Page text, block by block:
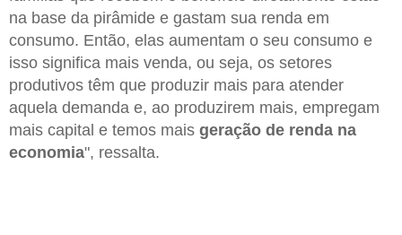
na base da pirâmide e gastam sua renda em
consumo. Então, elas aumentam o seu consumo e
isso significa mais venda, ou seja, os setores
produtivos têm que produzir mais para atender
aquela demanda e, ao produzirem mais, empregam
mais capital e temos mais geração de renda na
economia", ressalta.